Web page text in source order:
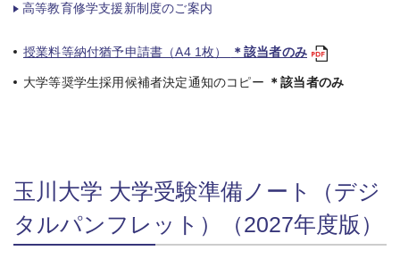
高等教育修学支援新制度のご案内
授業料等納付猶予申請書（A4 1枚） ＊該当者のみ
大学等奨学生採用候補者決定通知のコピー ＊該当者のみ
玉川大学 大学受験準備ノート（デジ
タルパンフレット）（2027年度版）